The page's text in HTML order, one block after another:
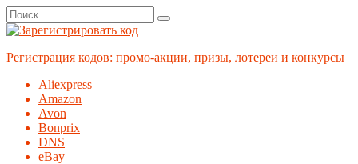
Перейти
к
содержанию
Search
for:
Регистрация кодов: промо-акции, призы, лотереи и конкурсы
Aliexpress
Amazon
Avon
Bonprix
DNS
eBay